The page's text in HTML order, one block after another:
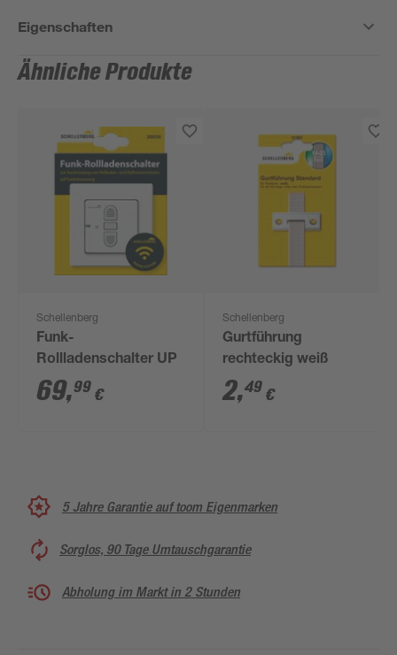
Eigenschaften
Ähnliche Produkte
Schellenberg
Funk-
Rollladenschalter UP
69,99 €
Schellenberg
Gurtführung
rechteckig weiß
2,49 €
5 Jahre Garantie auf toom Eigenmarken
Sorglos, 90 Tage Umtauschgarantie
Abholung im Markt in 2 Stunden